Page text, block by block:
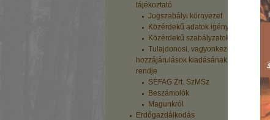
tájékoztató
Jogszabályi környezet
Közérdekű adatok igénylése
Közérdekű szabályzatok
Tulajdonosi, vagyonkezelői
hozzájárulások kiadásának
rendje
SEFAG Zrt. SzMSz
Beszámolók
Magunkról
Erdőgazdálkodás